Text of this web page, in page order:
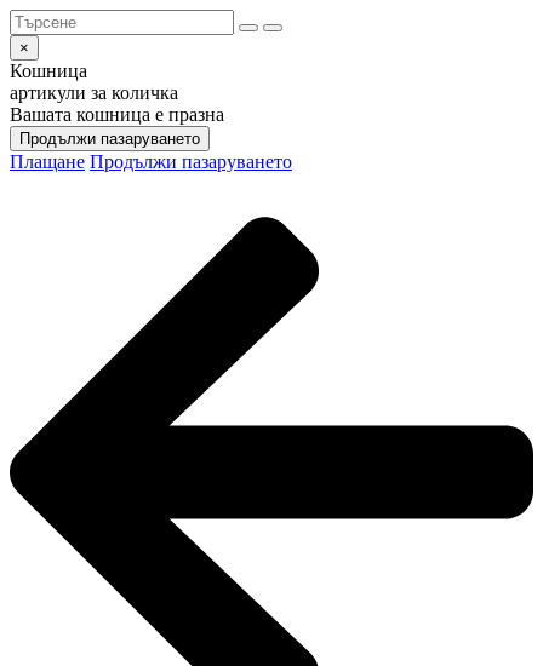
×
Кошница
артикули за количка
Вашата кошница е празна
Продължи пазаруването
Плащане Продължи пазаруването